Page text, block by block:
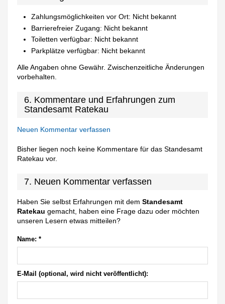
Zahlungsmöglichkeiten vor Ort: Nicht bekannt
Barrierefreier Zugang: Nicht bekannt
Toiletten verfügbar: Nicht bekannt
Parkplätze verfügbar: Nicht bekannt
Alle Angaben ohne Gewähr. Zwischenzeitliche Änderungen
vorbehalten.
6. Kommentare und Erfahrungen zum
Standesamt Ratekau
Neuen Kommentar verfassen
Bisher liegen noch keine Kommentare für das Standesamt
Ratekau vor.
7. Neuen Kommentar verfassen
Haben Sie selbst Erfahrungen mit demStandesamt
Ratekau gemacht, haben eine Frage dazu oder möchten
unseren Lesern etwas mitteilen?
Name: *
E-Mail (optional, wird nicht veröffentlicht):